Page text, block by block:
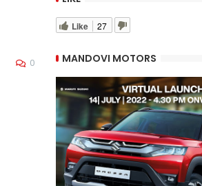
0
Like 27
MANDOVI MOTORS